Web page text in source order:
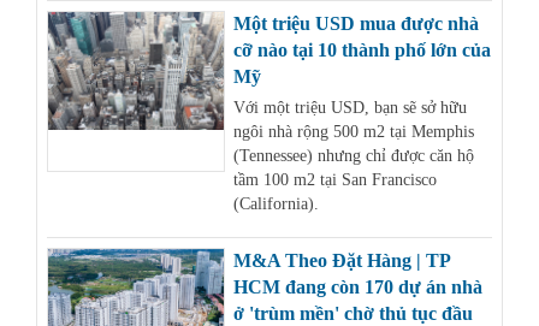
Một triệu USD mua được nhà
cỡ nào tại 10 thành phố lớn của
Mỹ
Với một triệu USD, bạn sẽ sở hữu
ngôi nhà rộng 500 m2 tại Memphis
(Tennessee) nhưng chỉ được căn hộ
tầm 100 m2 tại San Francisco
(California).
M&A Theo Đặt Hàng | TP
HCM đang còn 170 dự án nhà
ở 'trùm mền' chờ thủ tục đầu